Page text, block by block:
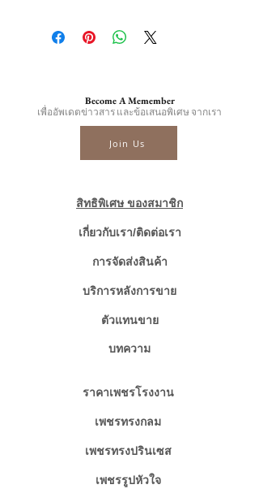
💎เพชรล้อม 3/1.35 กะรัต
☎ สอบถามเพิ่มเติม
📲086-378-0021, 📲081-700-6526
Line official : @fancycollection.co
Become A Memember
เพื่ออัพเดตข่าวสาร และข้อเสนอพิเศษ จากเรา
Join Us
สิทธิพิเศษ ของสมาชิก
เกี่ยวกับเรา/ติดต่อเรา
การจัดส่งสินค้า
บริการหลังการขาย
ตัวแทนขาย
บทความ
ราคาเพชรโรงงาน
เพชรทรงกลม
เพชรทรงปรินเซส
เพชรรูปหัวใจ